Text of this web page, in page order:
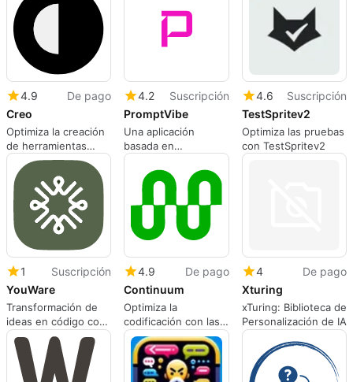
4.9
De pago
Creo
Optimiza la creación
de herramientas
internas con Creo
4.2
Suscripción
PromptVibe
Una aplicación
basada en
suscripción para
aplicaciones web,
por Kari Takanen.
4.6
Suscripción
TestSpritev2
Optimiza las pruebas
con TestSpritev2
1
Suscripción
YouWare
Transformación de
ideas en código con
YouWare
4.9
De pago
Continuum
Optimiza la
codificación con las
funciones de IA de
Continuum
4
De pago
Xturing
xTuring: Biblioteca de
Personalización de IA